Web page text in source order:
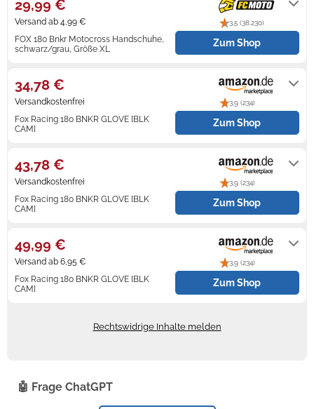
Zündkerzen
Ölfilter
Navi Taschen
Navi-Zubehör
Navigationsgeräte
Winterreifen
FOX 180 Bnkr Motocross Handschuhe,
schwarz/grau, Größe XL
3,5 (38.230)
29,99 €
Versand ab 4,99 €
Zum Shop
Fox Racing 180 BNKR GLOVE [BLK
CAM]
3,9 (234)
34,78 €
Versandkostenfrei
Zum Shop
Fox Racing 180 BNKR GLOVE [BLK
CAM]
3,9 (234)
43,78 €
Versandkostenfrei
Zum Shop
Fox Racing 180 BNKR GLOVE [BLK
CAM]
3,9 (234)
49,99 €
Versand ab 6,95 €
Zum Shop
Rechtswidrige Inhalte melden
🤖 Frage ChatGPT